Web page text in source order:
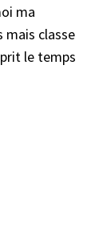
ma
mais classe
le temps